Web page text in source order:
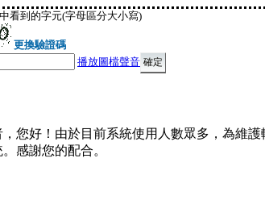
看到的字元(字母區分大小寫)
更換驗證碼
播放圖檔聲音
，您好！由於目前系統使用人數眾多，為維
感謝您的配合。